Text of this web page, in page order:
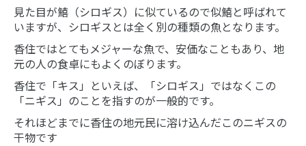
見た目が鱚（シロギス）に似ているので似鱚と呼ばれて
いますが、シロギスとは全く別の種類の魚となります。
香住ではとてもメジャーな魚で、安価なこともあり、地
元の人の食卓にもよくのぼります。
香住で「キス」といえば、「シロギス」ではなくこの
「ニギス」のことを指すのが一般的です。
それほどまでに香住の地元民に溶け込んだこのニギスの
干物です